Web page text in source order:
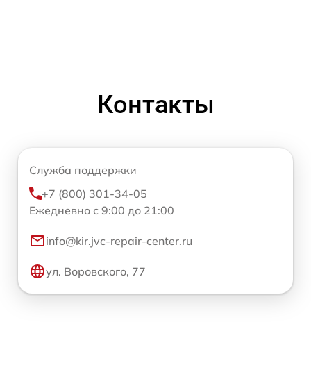
Контакты
Служба поддержки
+7 (800) 301-34-05
Ежедневно с 9:00 до 21:00
info@kir.jvc-repair-center.ru
ул. Воровского, 77